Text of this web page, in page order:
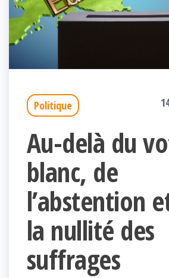
Politique
Au-delà du
blanc, de
l’abstention
la nullité des
suffrages